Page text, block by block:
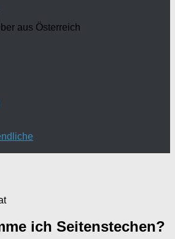
aus Österreich
ich Seitenstechen?